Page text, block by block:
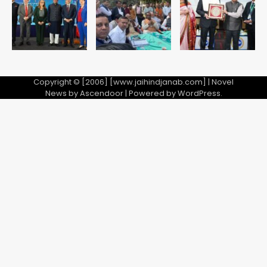
5
Copyright © [2006] [www.jaihindjanab.com] | Novel
News byAscendoor| Powered byWordPress.